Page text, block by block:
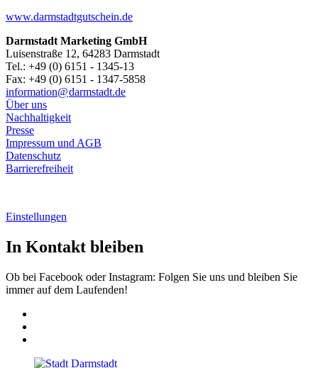
www.darmstadtgutschein.de
Darmstadt Marketing GmbH
Luisenstraße 12, 64283 Darmstadt
Tel.: +49 (0) 6151 - 1345-13
Fax: +49 (0) 6151 - 1347-5858
information@darmstadt.de
Über uns
Nachhaltigkeit
Presse
Impressum und AGB
Datenschutz
Barrierefreiheit
Einstellungen
In Kontakt bleiben
Ob bei Facebook oder Instagram: Folgen Sie uns und bleiben Sie
immer auf dem Laufenden!